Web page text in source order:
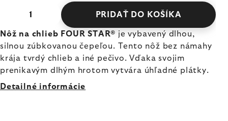
PRIDAŤ DO KOŠÍKA
Nôž na chlieb FOUR STAR® je vybavený dlhou,
silnou zúbkovanou čepeľou. Tento nôž bez námahy
krája tvrdý chlieb a iné pečivo. Vďaka svojim
prenikavým dlhým hrotom vytvára úhľadné plátky.
Detailné informácie